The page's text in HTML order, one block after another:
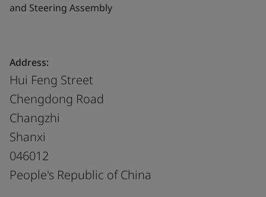
and Steering Assembly
Address:
Hui Feng Street
Chengdong Road
Changzhi
Shanxi
046012
People's Republic of China